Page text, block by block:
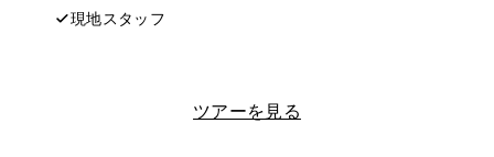
現地スタッフ
ツアーを見る